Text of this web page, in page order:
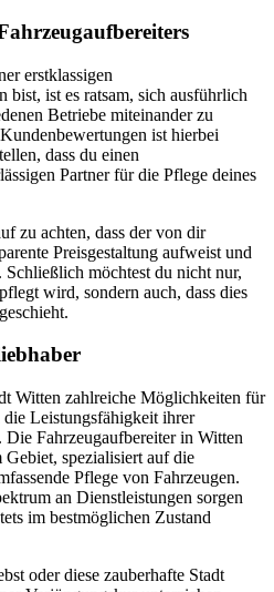
erstklassigen
bist, ist es ratsam, sich ausführlich
Betriebe miteinander zu
ist hierbei
dass du einen
Partner für die Pflege deines
zu achten, dass der von dir
Preisgestaltung aufweist und
möchtest du nicht nur,
wird, sondern auch, dass dies
Witten zahlreiche Möglichkeiten für
Leistungsfähigkeit ihrer
Die Fahrzeugaufbereiter in Witten
spezialisiert auf die
Pflege von Fahrzeugen.
an Dienstleistungen sorgen
im bestmöglichen Zustand
oder diese zauberhafte Stadt